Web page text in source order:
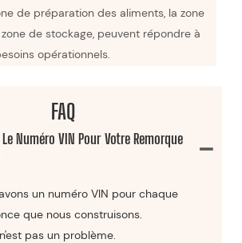
de préparation des aliments, la zone
de stockage, peuvent répondre à
opérationnels.
FAQ
Numéro VIN Pour Votre Remorque
un numéro VIN pour chaque
que nous construisons.
pas un problème.